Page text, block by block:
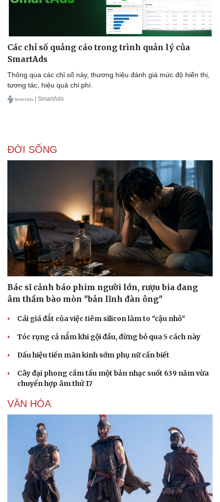
Các chỉ số quảng cáo trong trình quản lý của
SmartAds
Thông qua các chỉ số này, thương hiệu đánh giá mức độ hiển thị,
tương tác, hiệu quả chi phí.
| SmartAds
ĐỜI SỐNG
Bác sĩ cảnh báo phim người lớn, rượu bia đang
âm thầm bào mòn "bản lĩnh đàn ông"
Cái giá đắt của việc tiêm silicon làm to "cậu nhỏ"
Tóc rụng cả nắm khi gội đầu, đừng bỏ qua 5 cách này
Dấu hiệu tiền mãn kinh sớm phụ nữ cần biết
Cây đại phong cầm tấu một bản nhạc suốt 639 năm vừa
chuyển hợp âm thứ 17
VĂN HÓA